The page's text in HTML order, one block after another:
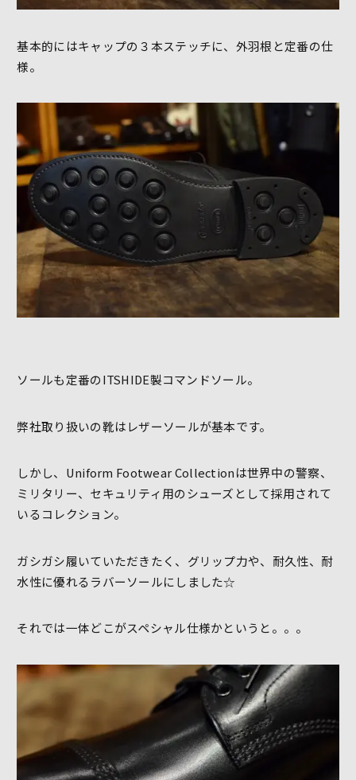
基本的にはキャップの３本ステッチに、外羽根と定番の仕
様。
ソールも定番のITSHIDE製コマンドソール。
弊社取り扱いの靴はレザーソールが基本です。
しかし、Uniform Footwear Collectionは世界中の警察、
ミリタリー、セキュリティ用のシューズとして採用されて
いるコレクション。
ガシガシ履いていただきたく、グリップ力や、耐久性、耐
水性に優れるラバーソールにしました☆
それでは一体どこがスペシャル仕様かというと。。。